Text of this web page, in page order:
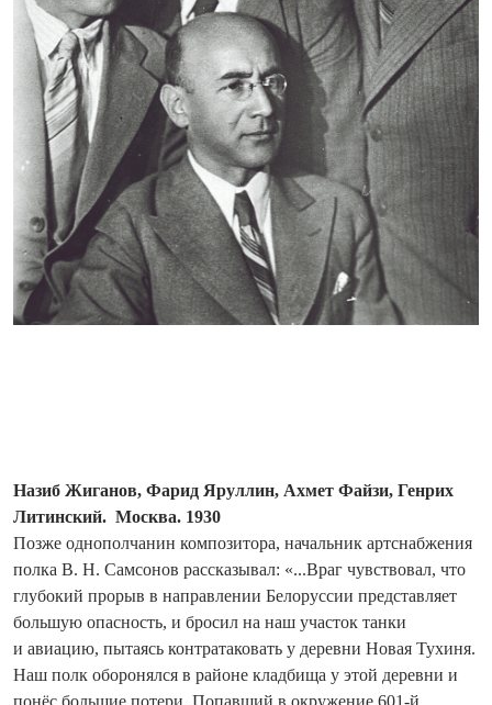
Назиб Жиганов, Фарид Яруллин, Ахмет Файзи, Генрих
Литинский. Москва. 1930
Позже однополчанин композитора, начальник артснабжения
полка В. Н. Самсонов рассказывал: «...Враг чувствовал, что
глубокий прорыв в направлении Белоруссии представляет
большую опасность, и бросил на наш участок танки
и авиацию, пытаясь контратаковать у деревни Новая Тухиня.
Наш полк оборонялся в районе кладбища у этой деревни и